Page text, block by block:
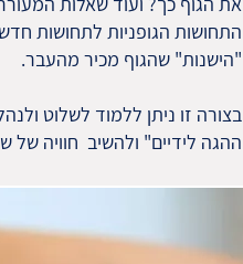
התחושות הגופניות לתחושות
"הישנות" שהגוף מכיר מהעבר.
בצורה זו ניתן ללמוד לשלוט
ההגה לידיים" ולהשיב חוויה של